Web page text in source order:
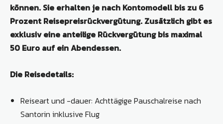
können. Sie erhalten je nach Kontomodell bis zu 6
Prozent Reisepreisrückvergütung. Zusätzlich gibt es
exklusiv eine anteilige Rückvergütung bis maximal
50 Euro auf ein Abendessen.
Die Reisedetails:
Reiseart und -dauer: Achttägige Pauschalreise nach
Santorin inklusive Flug